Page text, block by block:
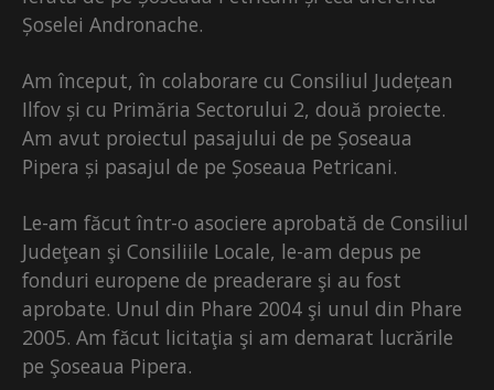
Șoselei Andronache.
Am început, în colaborare cu Consiliul Județean
Ilfov și cu Primăria Sectorului 2, două proiecte.
Am avut proiectul pasajului de pe Șoseaua
Pipera și pasajul de pe Șoseaua Petricani.
Le-am făcut într-o asociere aprobată de Consiliul
Judeţean şi Consiliile Locale, le-am depus pe
fonduri europene de preaderare şi au fost
aprobate. Unul din Phare 2004 şi unul din Phare
2005. Am făcut licitaţia şi am demarat lucrările
pe Şoseaua Pipera.